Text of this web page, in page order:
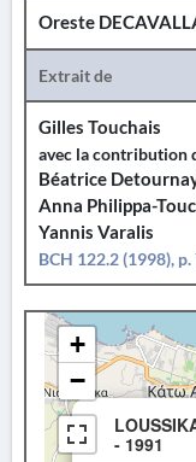
Oreste
Extrait de
Gilles Touchais
avec la contribution
Béatrice
Anna Philippa-
Yannis Varalis
BCH 122.2 (1998),
- 1991
+
−